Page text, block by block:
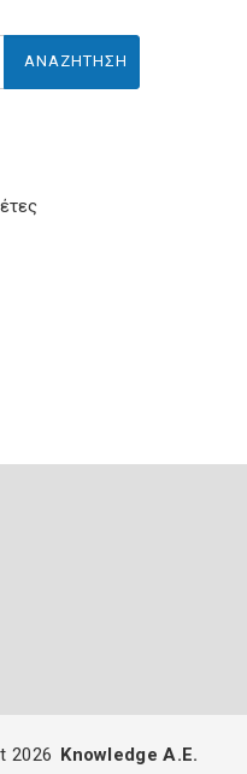
2026 Knowledge A.E.